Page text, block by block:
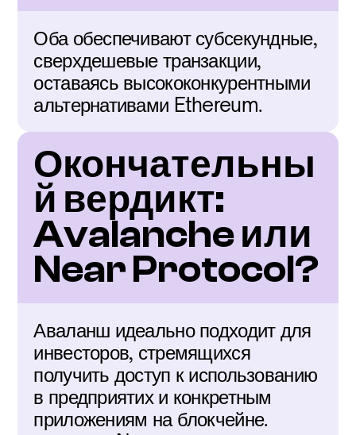
Оба обеспечивают субсекундные,
сверхдешевые транзакции,
оставаясь высококонкурентными
альтернативами Ethereum.
Окончательны
й вердикт:
Avalanche или
Near Protocol?
Аваланш идеально подходит для
инвесторов, стремящихся
получить доступ к использованию
в предприятих и конкретным
приложениям на блокчейне.